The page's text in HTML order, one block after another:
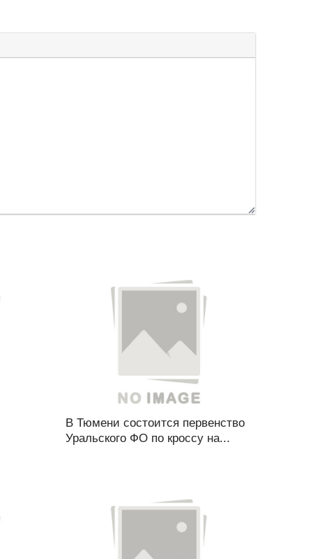
В Тюмени состоится первенство
Уральского ФО по кроссу на...